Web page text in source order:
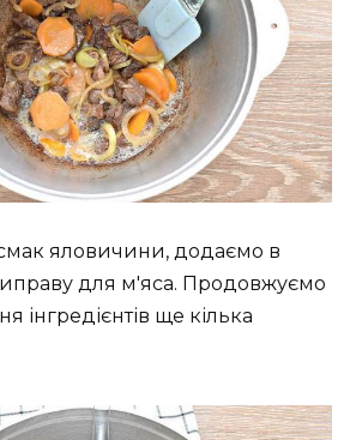
яловичини, додаємо в
для м'яса. Продовжуємо
інгредієнтів ще кілька